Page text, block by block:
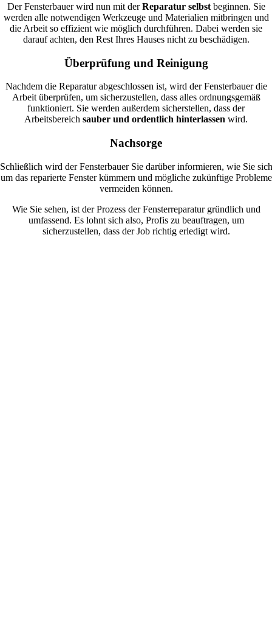
Der Fensterbauer wird nun mit derReparatur selbstbeginnen. Sie
werden alle notwendigen Werkzeuge und Materialien mitbringen und
die Arbeit so effizient wie möglich durchführen. Dabei werden sie
darauf achten, den Rest Ihres Hauses nicht zu beschädigen.
Überprüfung und Reinigung
Nachdem die Reparatur abgeschlossen ist, wird der Fensterbauer die
Arbeit überprüfen, um sicherzustellen, dass alles ordnungsgemäß
funktioniert. Sie werden außerdem sicherstellen, dass der
Arbeitsbereich sauber und ordentlich hinterlassen wird.
Nachsorge
Schließlich wird der Fensterbauer Sie darüber informieren, wie Sie sich
um das reparierte Fenster kümmern und mögliche zukünftige Probleme
vermeiden können.
Wie Sie sehen, ist der Prozess der Fensterreparatur gründlich und
umfassend. Es lohnt sich also, Profis zu beauftragen, um
sicherzustellen, dass der Job richtig erledigt wird.